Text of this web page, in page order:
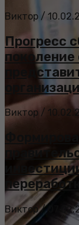
Виктор /
Прогресс
поколение
Виктор /
Виктор /